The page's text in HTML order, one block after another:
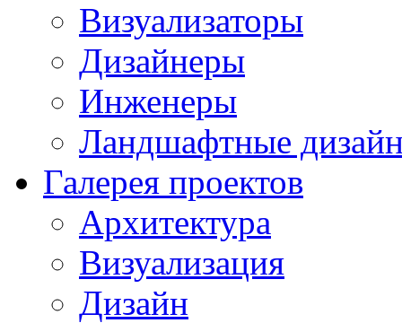
Визуализаторы
Дизайнеры
Инженеры
Ландшафтные
Галерея проектов
Архитектура
Визуализация
Дизайн